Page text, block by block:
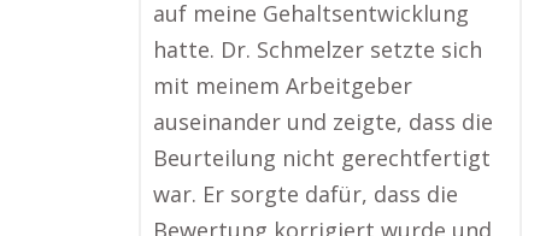
auf meine Gehaltsentwicklung
hatte. Dr. Schmelzer setzte sich
mit meinem Arbeitgeber
auseinander und zeigte, dass die
Beurteilung nicht gerechtfertigt
war. Er sorgte dafür, dass die
Bewertung korrigiert wurde und